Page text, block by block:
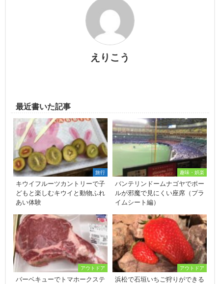
えりこう
最近書いた記事
旅行
キウイフルーツカントリーで子
どもと楽しむキウイと動物ふれ
あい体験
趣味・娯楽
バンテリンドームナゴヤでポー
ルが邪魔で見にくい座席（プラ
イムシート編）
アウトドア
バーベキューでトマホークステ
アウトドア
浜松で石垣いちご狩りができる